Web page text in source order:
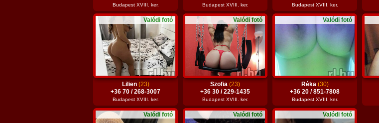
Budapest XVIII. ker. Budapest XVIII. ker. Budapest XVIII. ker.
Valódi fotó
Lilien (23)
+36 70 / 268-3007
Budapest XVIII. ker.
Valódi fotó
Szofia (23)
+36 30 / 229-1435
Budapest XVIII. ker.
Valódi fotó
Réka (30)
+36 20 / 851-7808
Budapest XVIII. ker.
Valódi fotó Valódi fotó Valódi fotó